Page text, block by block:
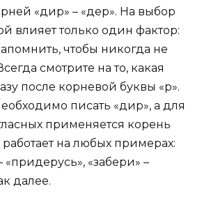
«дир» – «дер». На выбор
влияет только один фактор:
чтобы никогда не
смотрите на то, какая
после корневой буквы «р».
писать «дир», а для
применяется корень
на любых примерах:
«придерусь», «забери» –
далее.